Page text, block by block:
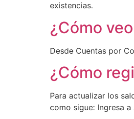
existencias.
¿Cómo
Desde Cuentas por
¿Cómo
Para actualizar los
como sigue: Ingresa